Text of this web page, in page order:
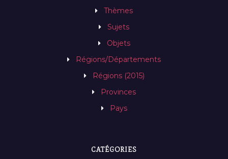
Thèmes
Sujets
Objets
Régions/Départements
Régions (2015)
Provinces
Pays
CATÉGORIES